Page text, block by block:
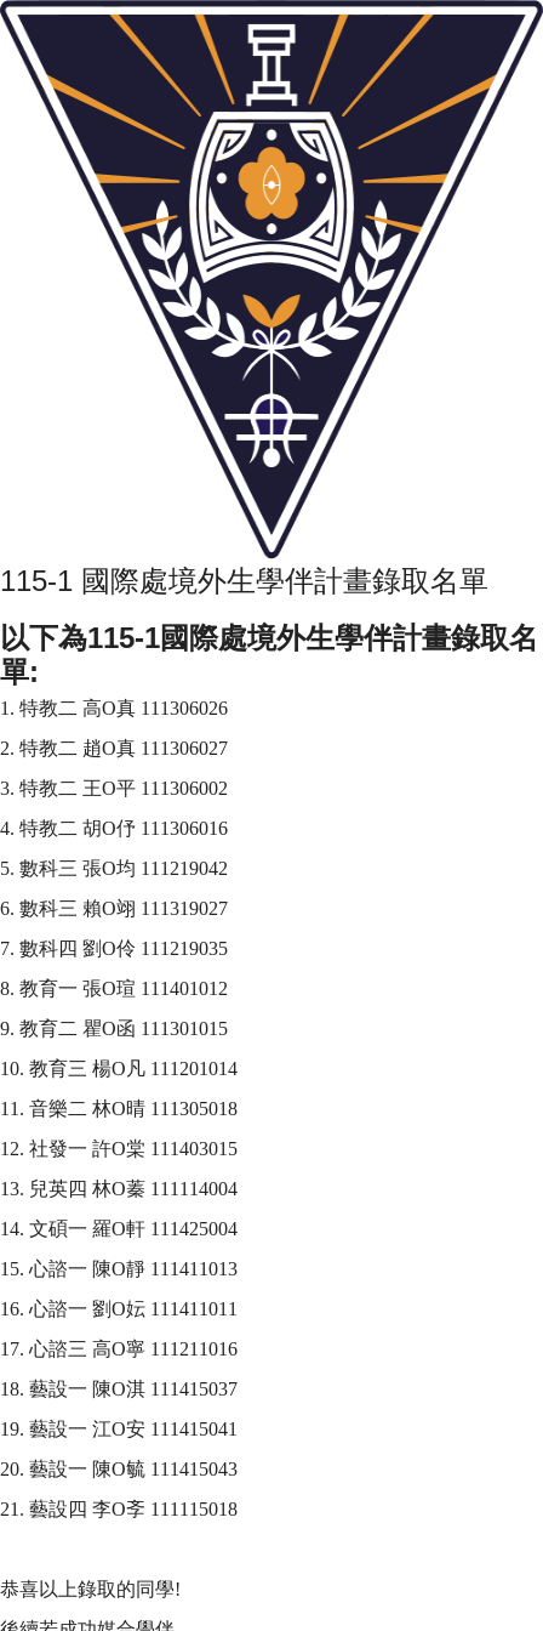
115-1 國際處境外生學伴計畫錄取名單
以下為115-1國際處境外生學伴計畫錄取名
單:
1. 特教二 高O真 111306026
2. 特教二 趙O真 111306027
3. 特教二 王O平 111306002
4. 特教二 胡O伃 111306016
5. 數科三 張O均 111219042
6. 數科三 賴O翊 111319027
7. 數科四 劉O伶 111219035
8. 教育一 張O瑄 111401012
9. 教育二 瞿O函 111301015
10. 教育三 楊O凡 111201014
11. 音樂二 林O晴 111305018
12. 社發一 許O棠 111403015
13. 兒英四 林O蓁 111114004
14. 文碩一 羅O軒 111425004
15. 心諮一 陳O靜 111411013
16. 心諮一 劉O妘 111411011
17. 心諮三 高O寧 111211016
18. 藝設一 陳O淇 111415037
19. 藝設一 江O安 111415041
20. 藝設一 陳O毓 111415043
21. 藝設四 李O斈 111115018
恭喜以上錄取的同學!